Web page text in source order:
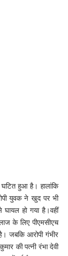
हुआ है। हालांकि
युवक ने खुद पर भी
हो गया है।वहीं
के लिए पीएमसीएच
जबकि आरोपी गंभीर
की पत्नी रंभा देवी